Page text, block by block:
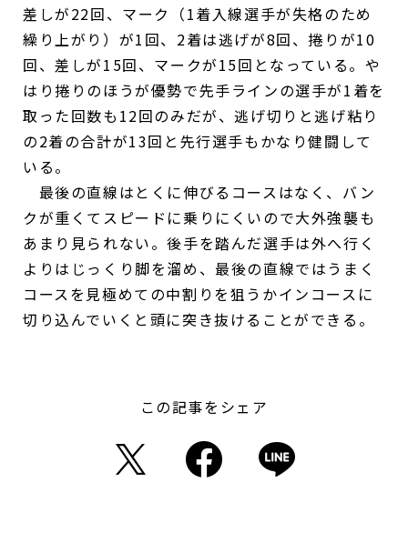
差しが22回、マーク（1着入線選手が失格のため
繰り上がり）が1回、2着は逃げが8回、捲りが10
回、差しが15回、マークが15回となっている。や
はり捲りのほうが優勢で先手ラインの選手が1着を
取った回数も12回のみだが、逃げ切りと逃げ粘り
の2着の合計が13回と先行選手もかなり健闘して
いる。
最後の直線はとくに伸びるコースはなく、バン
クが重くてスピードに乗りにくいので大外強襲も
あまり見られない。後手を踏んだ選手は外へ行く
よりはじっくり脚を溜め、最後の直線ではうまく
コースを見極めての中割りを狙うかインコースに
切り込んでいくと頭に突き抜けることができる。
この記事をシェア